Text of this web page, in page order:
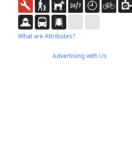
What are Attributes?
Advertising with Us